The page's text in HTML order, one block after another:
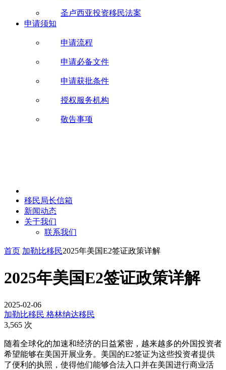
圣卢西亚投资移民法案
申请须知
申请流程
申请必备文件
申请获批条件
授权服务机构
敬告事项
移民局长信箱
新闻动态
关于我们
联系我们
首页 加勒比移民2025年美国E2签证政策详解
2025年美国E2签证政策详解
2025-02-06
加勒比移民 格林纳达移民
3,565 次
随着全球化的加速和经济的日益紧密，越来越多的外国投资者
希望能够在美国开展业务。美国的E2签证为这些投资者提供
了便利的执照，使得他们能够合法入口并在美国进行商业活